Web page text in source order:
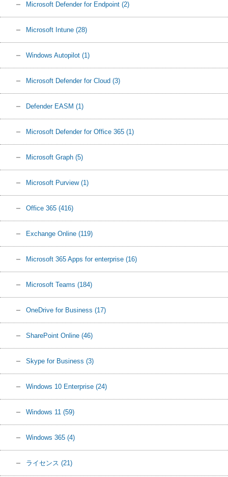
Microsoft Defender for Endpoint (2)
Microsoft Intune (28)
Windows Autopilot (1)
Microsoft Defender for Cloud (3)
Defender EASM (1)
Microsoft Defender for Office 365 (1)
Microsoft Graph (5)
Microsoft Purview (1)
Office 365 (416)
Exchange Online (119)
Microsoft 365 Apps for enterprise (16)
Microsoft Teams (184)
OneDrive for Business (17)
SharePoint Online (46)
Skype for Business (3)
Windows 10 Enterprise (24)
Windows 11 (59)
Windows 365 (4)
ライセンス (21)